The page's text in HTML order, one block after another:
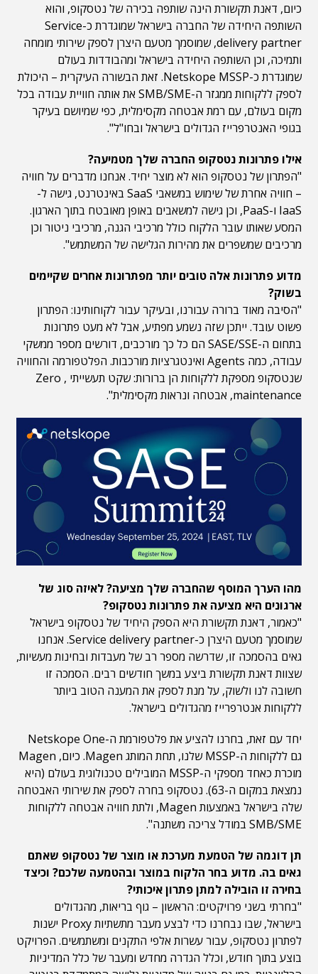
כיום, דאנת תקשורת הינה שותפה בכירה של נטסקופ, והוא
השותפה היחידה של החברה בישראל שמוגדרת כ-Service
delivery partner, שמוסמך מטעם היצרן לספק שירותי מומחה
ותמיכה, וכן השותפה היחידה בישראל ומהבודדות בעולם
שמוגדרת כ-Netskope MSSP. זאת הבשורה העיקרית – היכולת
לספק ללקוחות ממגזר ה-SMB/SME את אותה חוויית עבודה בכל
מקום בעולם, עם רמת אבטחה מקסימלית, כפי שמיושם בעיקר
בגופי האנטרפרייז הגדולים בישראל ובחו"ל".
אילו פתרונות נטסקופ החברה שלך מטמיעה?
"הפתרון של נטסקופ הוא לא מוצר יחיד. אנחנו מדברים על חוויה
– חוויה אחרת של שימוש במשאבי SaaS באינטרנט, גישה ל-
IaaS ו-PaaS, וכן גישה למשאבים באופן מאובטח בתוך הארגון.
המסע שאותו עובר הלקוח כולל מרכיבי הגנה, מרכיבי ניטור וכן
מרכיבים שמשפרים את מהירות הגלישה של המשתמש".
מדוע פתרונות אלה טובים יותר מפתרונות אחרים שקיימים
בשוק?
"הסיבה מאוד ברורה עבורנו, ובעיקר עבור לקוחותינו: הפתרון
פשוט עובד. ייתכן שזה נשמע מפתיע, אבל לא מעט פתרונות
בתחום ה-SASE/SSE הם כל כך מורכבים, דורשים מספר ממשקי
עבודה, כמה Agents ואינטגרציות מורכבות. הפלטפורמה והחוויה
שנטסקופ מספקת ללקוחות הן ברורות: שקט תעשייתי , Zero
maintenance, אבטחה ונראות מקסימלית".
מהו הערך המוסף שהחברה שלך מציעה? לאיזה סוג של
ארגונים היא מציעה את פתרונות נטסקופ?
"כאמור, דאנת תקשורת היא הספק היחיד של נטסקופ בישראל
שמוסמך מטעם היצרן כ-Service delivery partner. אנחנו
גאים בהסמכה זו, שדרשה מספר רב של מעבדות ובחינות מעשיות,
שצוות דאנת תקשורת ביצע במשך חודשים רבים. הסמכה זו
חשובה לנו ולשוק, על מנת לספק את המענה הטוב ביותר
ללקוחות אנטרפרייז מהגדולים בישראל.
יחד עם זאת, בחרנו להציע את פלטפורמת ה-Netskope One
גם ללקוחות ה-MSSP שלנו, תחת המותג Magen. כיום, Magen
מוכרת כאחד מספקי ה-MSSP המובילים טכנולוגית בעולם (היא
נמצאת במקום ה-63). נטסקופ בחרה לספק את שירותי האבטחה
שלה בישראל באמצעות Magen, ולתת חוויה אבטחה ללקוחות
SMB/SME במודל צריכה משתנה".
תן דוגמה של הטמעת מערכת או מוצר של נטסקופ שאתם
גאים בה. מדוע בחר הלקוח במוצר ובהטמעה שלכם? וכיצד
בחירה זו הובילה למתן פתרון איכותי?
"בחרתי בשני פרויקטים: הראשון – גוף בריאות, מהגדולים
בישראל, שבו נבחרנו כדי לבצע מעבר מתשתיות Proxy ישנות
לפתרון נטסקופ, עבור עשרות אלפי התקנים ומשתמשים. הפרויקט
בוצע בתוך חודש, וכלל הגדרה מחדש ומעבר של כלל המדיניות